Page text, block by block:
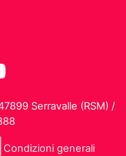
Serravalle (RSM) /
Condizioni generali